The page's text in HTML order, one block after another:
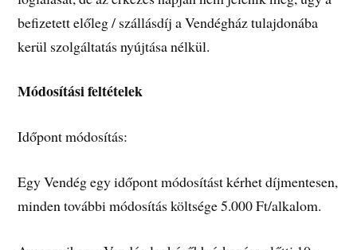
befizetett előleg / szállásdíj a Vendégház tulajdonába
kerül szolgáltatás nyújtása nélkül.
Módosítási feltételek
Időpont módosítás:
Egy Vendég egy időpont módosítást kérhet díjmentesen,
minden további módosítás költsége 5.000 Ft/alkalom.